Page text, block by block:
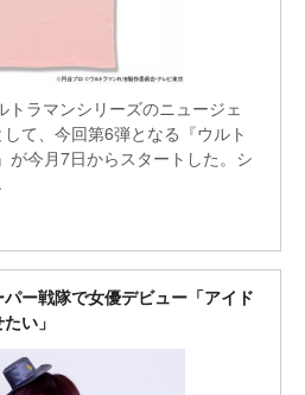
ラマンシリーズのニュージェ
て、今回第6弾となる『ウルト
が今月7日からスタートした。シ
ー戦隊で女優デビュー「アイド
い」